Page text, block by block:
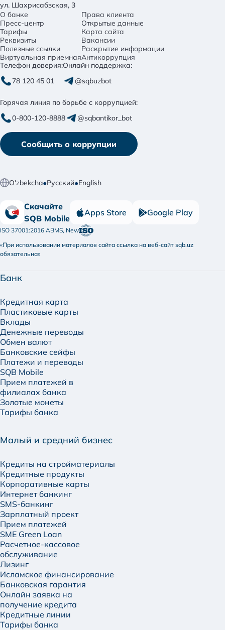
ул. Шахрисабзская, 3
О банке
Пресс-центр
Тарифы
Реквизиты
Полезные ссылки
Виртуальная приемная
Права клиента
Открытые данные
Карта сайта
Вакансии
Раскрытие информации
Антикоррупция
Телефон доверия:
78 120 45 01
Онлайн поддержка:
@sqbuzbot
Горячая линия по борьбе с коррупцией:
0-800-120-8888
@sqbantikor_bot
Сообщить о коррупции
O'zbekcha•Русский•English
Скачайте
SQB Mobile
Apps Store Google Play
ISO 37001:2016 ABMS, New
«При использовании материалов сайта ссылка на веб-сайт sqb.uz
обязательна»
Банк
Кредитная карта
Пластиковые карты
Вклады
Денежные переводы
Обмен валют
Банковские сейфы
Платежи и переводы
SQB Mobile
Прием платежей в
филиалах банка
Золотые монеты
Тарифы банка
Малый и средний бизнес
Кредиты на стройматериалы
Кредитные продукты
Корпоративные карты
Интернет банкинг
SMS-банкинг
Зарплатный проект
Прием платежей
SME Green Loan
Расчетное-кассовое
обслуживание
Лизинг
Исламское финансирование
Банковская гарантия
Онлайн заявка на
получение кредита
Кредитные линии
Тарифы банка